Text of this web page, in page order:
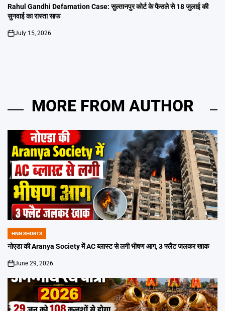
IN
Rahul Gandhi Defamation Case: सुल्तानपुर कोर्ट के फैसले से 18 जुलाई की
सुनवाई का रास्ता साफ
on
July 15, 2026
MORE FROM AUTHOR
POSTED
IN
HNN SHORTS
नोएडा की Aranya Society में AC ब्लास्ट से लगी भीषण आग, 3 फ्लैट जलकर खाक
on
June 29, 2026